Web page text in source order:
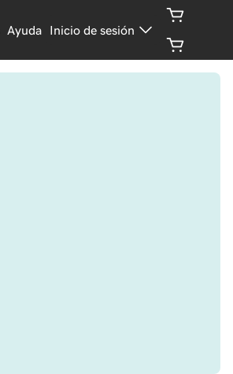
Ayuda Inicio de sesión